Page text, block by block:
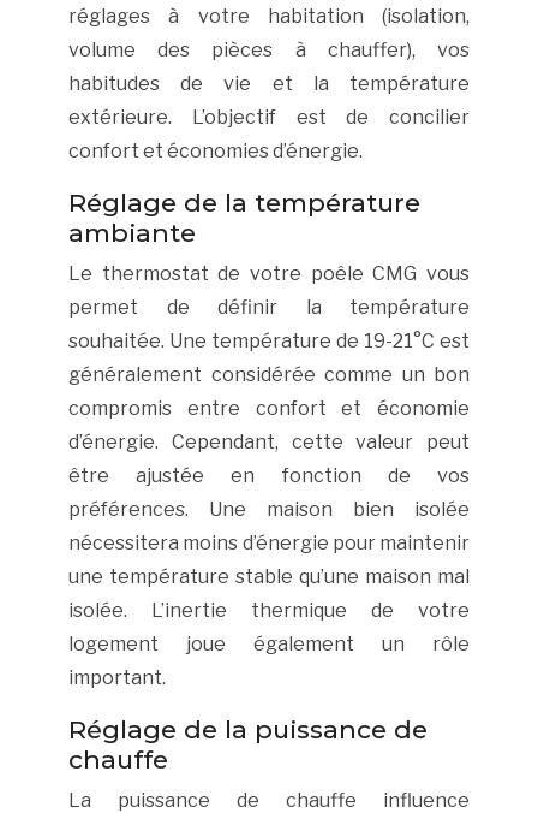
réglages à votre habitation (isolation,
volume des pièces à chauffer), vos
habitudes de vie et la température
extérieure. L’objectif est de concilier
confort et économies d’énergie.
Réglage de la température
ambiante
Le thermostat de votre poêle CMG vous
permet de définir la température
souhaitée. Une température de 19-21°C est
généralement considérée comme un bon
compromis entre confort et économie
d’énergie. Cependant, cette valeur peut
être ajustée en fonction de vos
préférences. Une maison bien isolée
nécessitera moins d’énergie pour maintenir
une température stable qu’une maison mal
isolée. L’inertie thermique de votre
logement joue également un rôle
important.
Réglage de la puissance de
chauffe
La puissance de chauffe influence